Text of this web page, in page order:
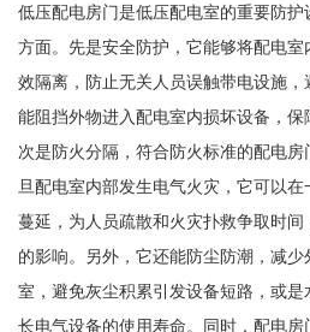
低压配电房门是低压配电室的重要防
方面。先是安全防护，它能够将配电
效隔离，防止无关人员误触带电设施
能阻挡外物进入配电室内损坏设备，
次是防火分隔，符合防火标准的配电
旦配电室内部发生电气火灾，它可以
蔓延，为人员疏散和火灾扑救争取时
的影响。另外，它还能防尘防潮，减
室，避免灰尘积累引发设备短路，或
长电气设备的使用寿命。同时，配电房